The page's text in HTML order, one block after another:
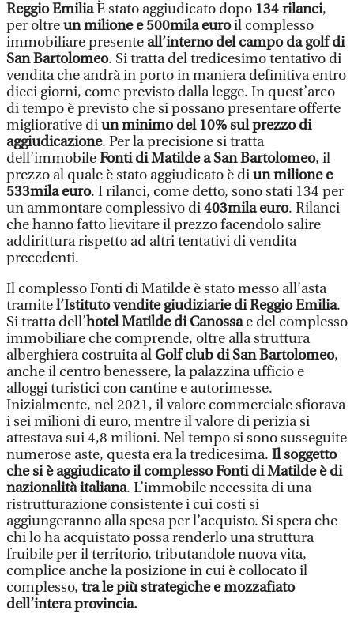
Reggio EmiliaÈ stato aggiudicato dopo 134 rilanci,
per oltreun milione e 500mila euroil complesso
immobiliare presente all’interno del campo da golf di
San Bartolomeo. Si tratta del tredicesimo tentativo di
vendita che andrà in porto in maniera definitiva entro
dieci giorni, come previsto dalla legge. In quest’arco
di tempo è previsto che si possano presentare offerte
migliorative diun minimo del 10% sul prezzo di
aggiudicazione. Per la precisione si tratta
dell’immobileFonti di Matilde a San Bartolomeo, il
prezzo al quale è stato aggiudicato è diun milione e
533mila euro. I rilanci, come detto, sono stati 134 per
un ammontare complessivo di403mila euro. Rilanci
che hanno fatto lievitare il prezzo facendolo salire
addirittura rispetto ad altri tentativi di vendita
precedenti.
Il complesso Fonti di Matilde è stato messo all’asta
tramitel’Istituto vendite giudiziarie di Reggio Emilia.
Si tratta dell’hotel Matilde di Canossae del complesso
immobiliare che comprende, oltre alla struttura
alberghiera costruita alGolf club di San Bartolomeo,
anche il centro benessere, la palazzina ufficio e
alloggi turistici con cantine e autorimesse.
Inizialmente, nel 2021, il valore commerciale sfiorava
i sei milioni di euro, mentre il valore di perizia si
attestava sui 4,8 milioni. Nel tempo si sono susseguite
numerose aste, questa era la tredicesima. Il soggetto
che si è aggiudicato il complesso Fonti di Matilde è di
nazionalità italiana. L’immobile necessita di una
ristrutturazione consistente i cui costi si
aggiungeranno alla spesa per l’acquisto. Si spera che
chi lo ha acquistato possa renderlo una struttura
fruibile per il territorio, tributandole nuova vita,
complice anche la posizione in cui è collocato il
complesso, tra le più strategiche e mozzafiato
dell’intera provincia.